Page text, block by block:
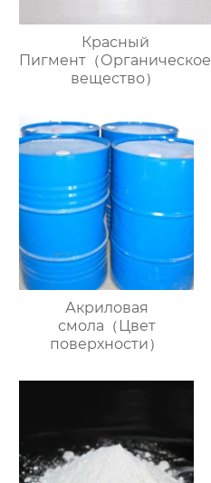
Красный
Пигмент（Органическое
вещество）
Акриловая
смола（Цвет
поверхности）